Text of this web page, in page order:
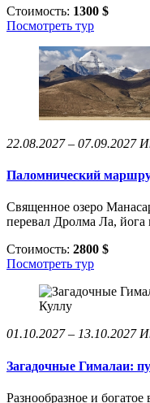
Стоимость: 1300 $
Посмотреть тур
22.08.2027 – 07.09.2027
Паломнический
Священное озеро
перевал Дролма Ла,
Стоимость: 2800 $
Посмотреть тур
01.10.2027 – 13.10.2027
Загадочные Гималаи:
Разнообразное и